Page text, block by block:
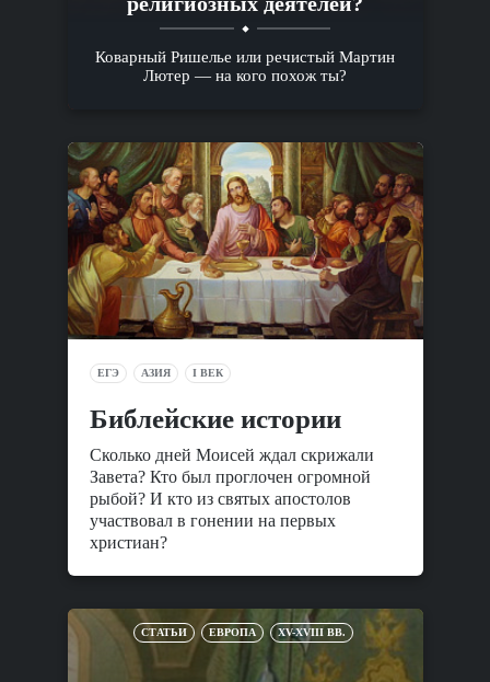
Коварный Ришелье или речистый Мартин
Лютер — на кого похож ты?
ЕГЭ АЗИЯ I ВЕК
Библейские истории
Сколько дней Моисей ждал скрижали
Завета? Кто был проглочен огромной
рыбой? И кто из святых апостолов
участвовал в гонении на первых
христиан?
СТАТЬИ ЕВРОПА XV-XVIII ВВ.